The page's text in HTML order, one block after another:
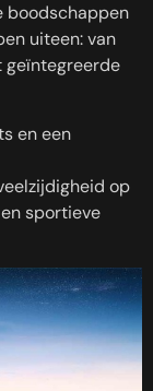
boodschappen
uiteen: van
geïntegreerde
en een
op
sportieve